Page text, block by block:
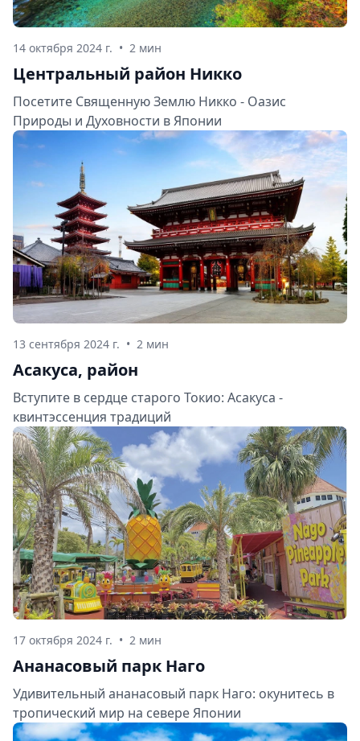
14 октября 2024 г. • 2 мин
Центральный район Никко
Посетите Священную Землю Никко - Оазис
Природы и Духовности в Японии
13 сентября 2024 г. • 2 мин
Асакуса, район
Вступите в сердце старого Токио: Асакуса -
квинтэссенция традиций
17 октября 2024 г. • 2 мин
Ананасовый парк Наго
Удивительный ананасовый парк Наго: окунитесь в
тропический мир на севере Японии